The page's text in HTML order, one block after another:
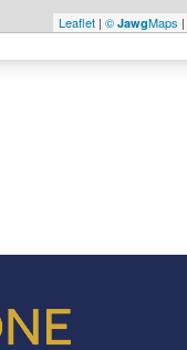
Leaflet | © JawgMaps |